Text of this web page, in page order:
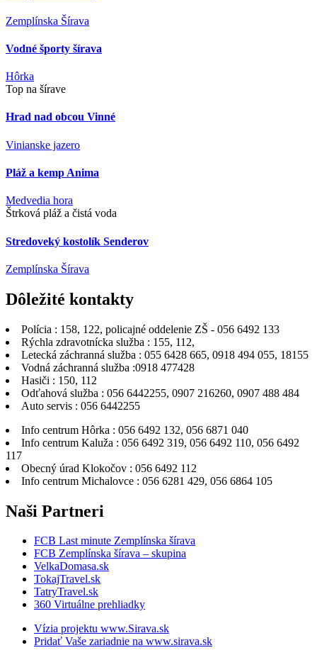
Zemplínska Šírava
Vodné športy šírava
Hôrka
Top na šírave
Hrad nad obcou Vinné
Vinianske jazero
Pláž a kemp Anima
Medvedia hora
Štrková pláž a čistá voda
Stredoveký kostolík Senderov
Zemplínska Šírava
Dôležité kontakty
Polícia : 158, 122, policajné oddelenie ZŠ - 056 6492 133
Rýchla zdravotnícka služba : 155, 112,
Letecká záchranná služba : 055 6428 665, 0918 494 055, 18155
Vodná záchranná služba :0918 477428
Hasiči : 150, 112
Odťahová služba : 056 6442255, 0907 216260, 0907 488 484
Auto servis : 056 6442255
Info centrum Hôrka : 056 6492 132, 056 6871 040
Info centrum Kaluža : 056 6492 319, 056 6492 110, 056 6492
117
Obecný úrad Klokočov : 056 6492 112
Info centrum Michalovce : 056 6281 429, 056 6864 105
Naši Partneri
FCB Last minute Zemplínska šírava
FCB Zemplínska šírava – skupina
VelkaDomasa.sk
TokajTravel.sk
TatryTravel.sk
360 Virtuálne prehliadky
Vízia projektu www.Sirava.sk
Pridať Vaše zariadnie na www.sirava.sk